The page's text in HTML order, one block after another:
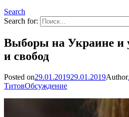
Search
Search for:
Выборы на Украине и
и свобод
Posted on29.01.201929.01.2019Author
ТитовОбсуждение